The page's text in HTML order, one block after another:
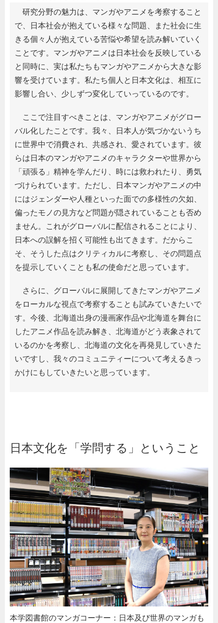
研究分野の魅力は、マンガやアニメを考察すること
で、日本社会が抱えている様々な問題、また社会に生
きる個々人が抱えている苦悩や希望を読み解いていく
ことです。マンガやアニメは日本社会を反映している
と同時に、実は私たちもマンガやアニメから大きな影
響を受けています。私たち個人と日本文化は、相互に
影響し合い、少しずつ変化していっているのです。
ここで注目すべきことは、マンガやアニメがグロー
バル化したことです。我々、日本人が気づかないうち
に世界中で消費され、共感され、愛されています。彼
らは日本のマンガやアニメのキャラクターや世界から
「頑張る」精神を学んだり、時には救われたり、勇気
づけられています。ただし、日本マンガやアニメの中
にはジェンダーや人種といった面での多様性の欠如、
偏ったモノの見方など問題が隠されていることも否め
ません。これがグローバルに配信されることにより、
日本への誤解を招く可能性も出てきます。だからこ
そ、そうした点はクリティカルに考察し、その問題点
を提示していくことも私の使命だと思っています。
さらに、グローバルに展開してきたマンガやアニメ
をローカルな視点で考察することも試みていきたいで
す。今後、北海道出身の漫画家作品や北海道を舞台に
したアニメ作品を読み解き、北海道がどう表象されて
いるのかを考察し、北海道の文化を再発見していきた
いですし、我々のコミュニティーについて考えるきっ
かけにもしていきたいと思っています。
日本文化を「学問する」ということ
本学図書館のマンガコーナー：日本及び世界のマンガも